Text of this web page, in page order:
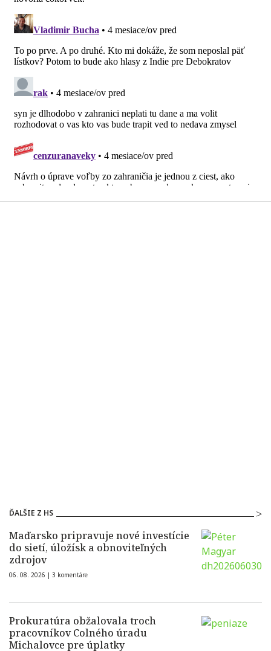
ĎALŠIE Z HS
Maďarsko pripravuje nové investície
do sietí, úložísk a obnoviteľných
zdrojov
06. 08. 2026 | 3 komentáre
Prokuratúra obžalovala troch
pracovníkov Colného úradu
Michalovce pre úplatky